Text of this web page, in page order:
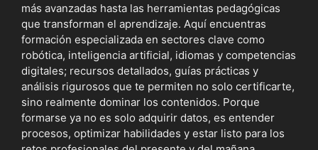
más avanzadas hasta las herramientas pedagógicas
que transforman el aprendizaje. Aquí encuentras
formación especializada en sectores clave como
robótica, inteligencia artificial, idiomas y competencias
digitales; recursos detallados, guías prácticas y
análisis rigurosos que te permiten no solo certificarte,
sino realmente dominar los contenidos. Porque
formarse ya no es solo adquirir datos, es entender
procesos, optimizar habilidades y estar listo para los